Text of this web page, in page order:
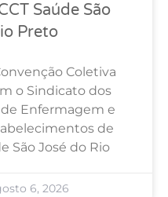
Saúde São
Preto
Coletiva
o Sindicato dos
Enfermagem e
de
São José do Rio
6, 2026